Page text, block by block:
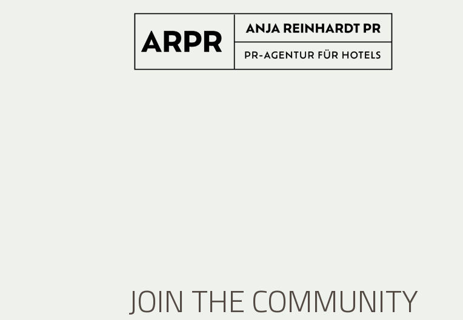
JOIN THE COMMUNITY